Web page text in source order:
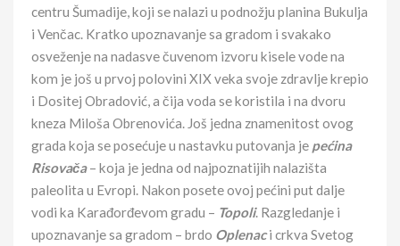
centru Šumadije, koji se nalazi u podnožju planina Bukulja
i Venčac. Kratko upoznavanje sa gradom i svakako
osveženje na nadasve čuvenom izvoru kisele vode na
kom je još u prvoj polovini XIX veka svoje zdravlje krepio
i Dositej Obradović, a čija voda se koristila i na dvoru
kneza Miloša Obrenovića. Još jedna znamenitost ovog
grada koja se posećuje u nastavku putovanja je pećina
Risovača– koja je jedna od najpoznatijih nalazišta
paleolita u Evropi. Nakon posete ovoj pećini put dalje
vodi ka Karađorđevom gradu – Topoli. Razgledanje i
upoznavanje sa gradom – brdo Oplenaci crkva Svetog